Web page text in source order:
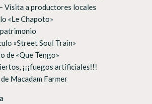
Visita a productores locales
«Le Chapoto»
«Street Soul Train»
de «Que Tengo»
¡¡¡fuegos artificiales!!!
Macadam Farmer